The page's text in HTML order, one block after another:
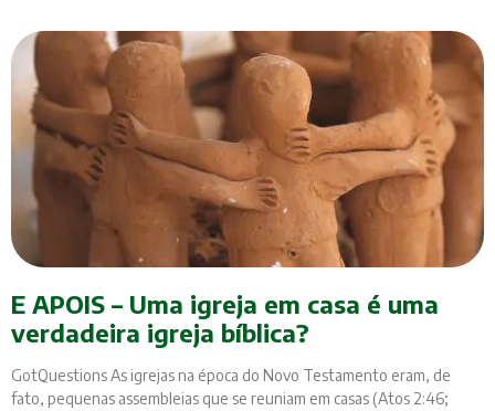
E APOIS – Uma igreja em casa é uma
verdadeira igreja bíblica?
GotQuestions As igrejas na época do Novo Testamento eram, de
fato, pequenas assembleias que se reuniam em casas (Atos 2:46;